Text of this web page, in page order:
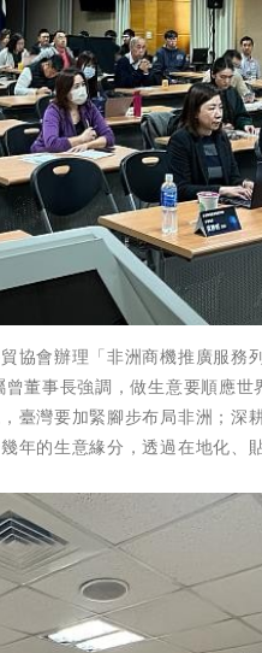
協會辦理「非洲商機推廣服務
董事長強調，做生意要順應
臺灣要加緊腳步布局非洲；深
年的生意緣分，透過在地化、